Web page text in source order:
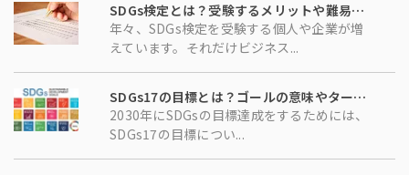
SDGs検定とは？受験するメリットや難易度、勉強方法について解説！
年々、SDGs検定を受験する個人や企業が増
えています。それだけビジネス...
SDGs17の目標とは？ゴールの意味やターゲットを徹底解説！
2030年にSDGsの目標達成をするためには、
SDGs17の目標につい...